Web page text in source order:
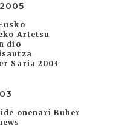
Artetsu
dio
Saria 2003
onenari Buber